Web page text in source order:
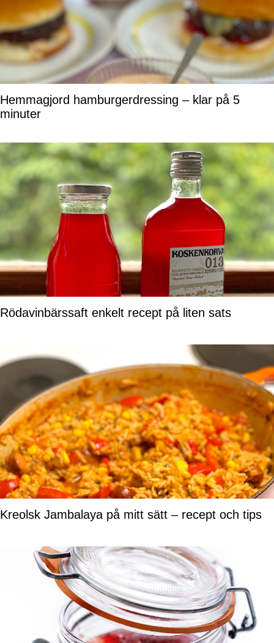
Hemmagjord hamburgerdressing – klar på 5
minuter
Rödavinbärssaft enkelt recept på liten sats
Kreolsk Jambalaya på mitt sätt – recept och tips